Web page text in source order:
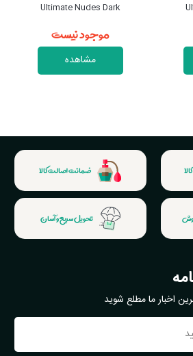
Ultimate Nudes Medium
موجود نیست
مشاهده
ضمانت اصالت کالا
تحویل سریع و آسان
اخبار ما مطلع شوید